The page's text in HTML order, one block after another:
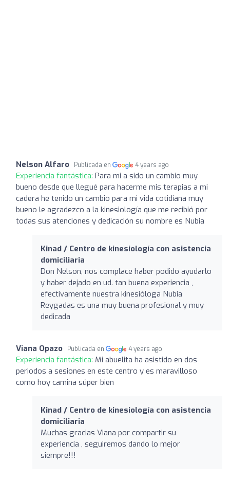
Nelson Alfaro Publicada en 4 years ago
Experiencia fantástica: Para mi a sido un cambio muy
bueno desde que llegué para hacerme mis terapias a mi
cadera he tenido un cambio para mi vida cotidiana muy
bueno le agradezco a la kinesiología que me recibió por
todas sus atenciones y dedicación su nombre es Nubia
Kinad / Centro de kinesiología con asistencia
domiciliaria
Don Nelson, nos complace haber podido ayudarlo
y haber dejado en ud. tan buena experiencia ,
efectivamente nuestra kinesióloga Nubia
Reygadas es una muy buena profesional y muy
dedicada
Viana Opazo Publicada en 4 years ago
Experiencia fantástica: Mi abuelita ha asistido en dos
periodos a sesiones en este centro y es maravilloso
como hoy camina súper bien
Kinad / Centro de kinesiología con asistencia
domiciliaria
Muchas gracias Viana por compartir su
experiencia , seguiremos dando lo mejor
siempre!!!